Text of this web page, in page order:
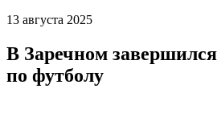
13 августа 2025
В Заречном
по футболу